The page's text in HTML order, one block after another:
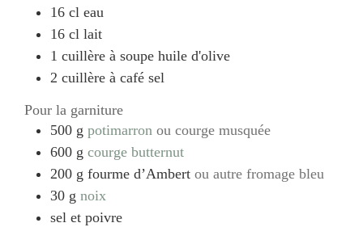
16 cl eau
16 cl lait
1 cuillère à soupe huile d'olive
2 cuillère à café sel
Pour la garniture
500 g potimarron ou courge musquée
600 g courge butternut
200 g fourme d’Ambert ou autre fromage bleu
30 g noix
sel et poivre